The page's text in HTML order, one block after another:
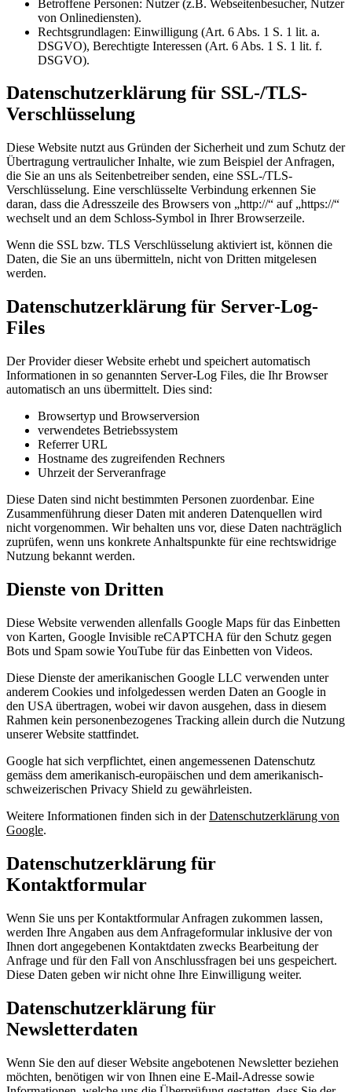
Betroffene Personen: Nutzer (z.B. Webseitenbesucher, Nutzer
von Onlinediensten).
Rechtsgrundlagen: Einwilligung (Art. 6 Abs. 1 S. 1 lit. a.
DSGVO), Berechtigte Interessen (Art. 6 Abs. 1 S. 1 lit. f.
DSGVO).
Datenschutzerklärung für SSL-/TLS-
Verschlüsselung
Diese Website nutzt aus Gründen der Sicherheit und zum Schutz der
Übertragung vertraulicher Inhalte, wie zum Beispiel der Anfragen,
die Sie an uns als Seitenbetreiber senden, eine SSL-/TLS-
Verschlüsselung. Eine verschlüsselte Verbindung erkennen Sie
daran, dass die Adresszeile des Browsers von „http://“ auf „https://“
wechselt und an dem Schloss-Symbol in Ihrer Browserzeile.
Wenn die SSL bzw. TLS Verschlüsselung aktiviert ist, können die
Daten, die Sie an uns übermitteln, nicht von Dritten mitgelesen
werden.
Datenschutzerklärung für Server-Log-
Files
Der Provider dieser Website erhebt und speichert automatisch
Informationen in so genannten Server-Log Files, die Ihr Browser
automatisch an uns übermittelt. Dies sind:
Browsertyp und Browserversion
verwendetes Betriebssystem
Referrer URL
Hostname des zugreifenden Rechners
Uhrzeit der Serveranfrage
Diese Daten sind nicht bestimmten Personen zuordenbar. Eine
Zusammenführung dieser Daten mit anderen Datenquellen wird
nicht vorgenommen. Wir behalten uns vor, diese Daten nachträglich
zuprüfen, wenn uns konkrete Anhaltspunkte für eine rechtswidrige
Nutzung bekannt werden.
Dienste von Dritten
Diese Website verwenden allenfalls Google Maps für das Einbetten
von Karten, Google Invisible reCAPTCHA für den Schutz gegen
Bots und Spam sowie YouTube für das Einbetten von Videos.
Diese Dienste der amerikanischen Google LLC verwenden unter
anderem Cookies und infolgedessen werden Daten an Google in
den USA übertragen, wobei wir davon ausgehen, dass in diesem
Rahmen kein personenbezogenes Tracking allein durch die Nutzung
unserer Website stattfindet.
Google hat sich verpflichtet, einen angemessenen Datenschutz
gemäss dem amerikanisch-europäischen und dem amerikanisch-
schweizerischen Privacy Shield zu gewährleisten.
Weitere Informationen finden sich in derDatenschutzerklärung von
Google.
Datenschutzerklärung für
Kontaktformular
Wenn Sie uns per Kontaktformular Anfragen zukommen lassen,
werden Ihre Angaben aus dem Anfrageformular inklusive der von
Ihnen dort angegebenen Kontaktdaten zwecks Bearbeitung der
Anfrage und für den Fall von Anschlussfragen bei uns gespeichert.
Diese Daten geben wir nicht ohne Ihre Einwilligung weiter.
Datenschutzerklärung für
Newsletterdaten
Wenn Sie den auf dieser Website angebotenen Newsletter beziehen
möchten, benötigen wir von Ihnen eine E-Mail-Adresse sowie